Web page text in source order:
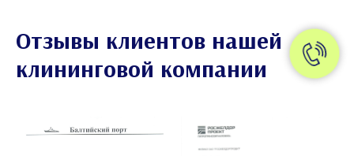
Отзывы клиентов нашей
клининговой компании